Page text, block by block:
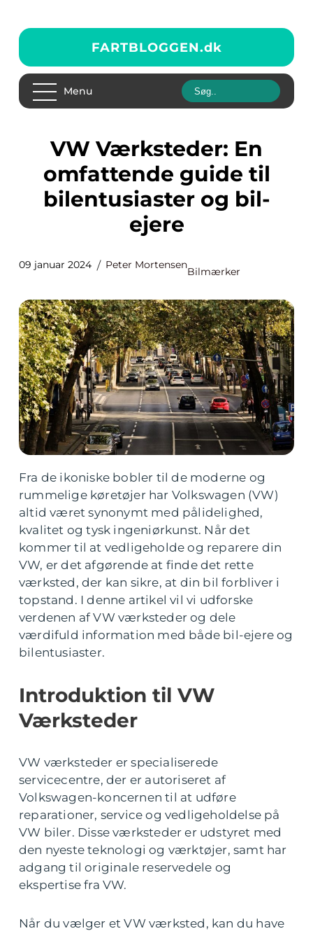
FARTBLOGGEN.dk
Menu
VW Værksteder: En
omfattende guide til
bilentusiaster og bil-
ejere
09 januar 2024 Peter Mortensen
Bilmærker
Fra de ikoniske bobler til de moderne og
rummelige køretøjer har Volkswagen (VW)
altid været synonymt med pålidelighed,
kvalitet og tysk ingeniørkunst. Når det
kommer til at vedligeholde og reparere din
VW, er det afgørende at finde det rette
værksted, der kan sikre, at din bil forbliver i
topstand. I denne artikel vil vi udforske
verdenen af VW værksteder og dele
værdifuld information med både bil-ejere og
bilentusiaster.
Introduktion til VW
Værksteder
VW værksteder er specialiserede
servicecentre, der er autoriseret af
Volkswagen-koncernen til at udføre
reparationer, service og vedligeholdelse på
VW biler. Disse værksteder er udstyret med
den nyeste teknologi og værktøjer, samt har
adgang til originale reservedele og
ekspertise fra VW.
Når du vælger et VW værksted, kan du have